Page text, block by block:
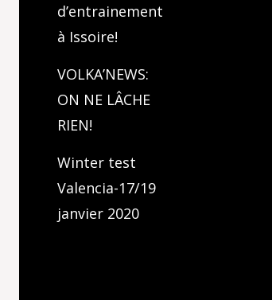
d’entrainement
à Issoire!
VOLKA’NEWS:
ON NE LÂCHE
RIEN!
Winter test
Valencia-17/19
janvier 2020